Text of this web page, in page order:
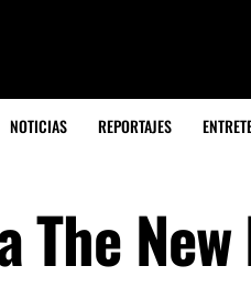
NOTICIAS REPORTAJES
The